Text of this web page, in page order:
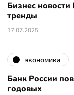
Бизнес
тренды
17.07.2025
экономика
Банк России
годовых